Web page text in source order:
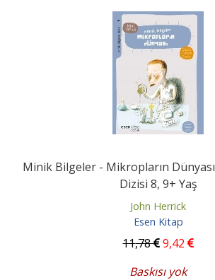
Minik Bilgeler - Mikropların
Dizisi 8, 9+ Yaş
John Herrick
Esen Kitap
11,78 9,42
Baskısı yok